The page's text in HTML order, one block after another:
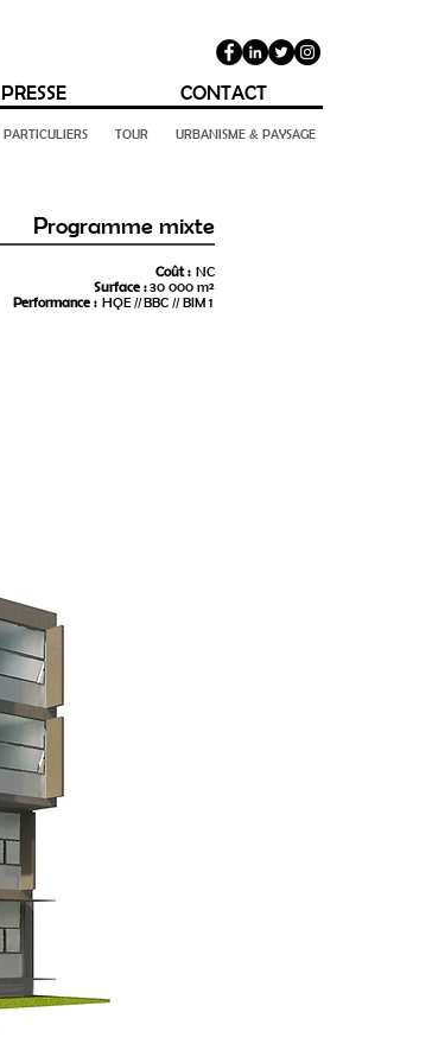
PRESSE CONTACT
PARTICULIERS TOUR URBANISME & PAYSAGE
Programme mixte
Coût :NC
Surface :30 000 m²
Performance :HQE // BBC // BIM 1